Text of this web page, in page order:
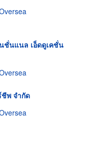
ชั่นแนล เอ็ดดูเคชั่น
ชีพ จำกัด